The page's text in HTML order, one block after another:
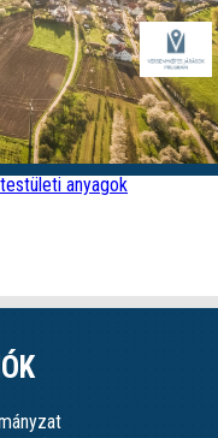
anyagok